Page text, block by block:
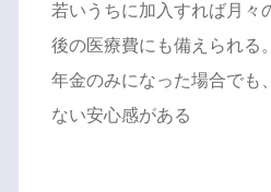
若いうちに加入すれば月々
後の医療費にも備えられる
年金のみになった場合でも
ない安心感がある